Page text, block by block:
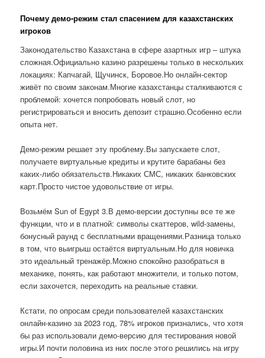
Почему демо-режим стал спасением для казахстанских
игроков
Законодательство Казахстана в сфере азартных игр – штука
сложная.Официально казино разрешены только в нескольких
локациях: Капчагай, Щучинск, Боровое.Но онлайн-сектор
живёт по своим законам.Многие казахстанцы сталкиваются с
проблемой: хочется попробовать новый слот, но
регистрироваться и вносить депозит страшно.Особенно если
опыта нет.
Демо-режим решает эту проблему.Вы запускаете слот,
получаете виртуальные кредиты и крутите барабаны без
каких-либо обязательств.Никаких СМС, никаких банковских
карт.Просто чистое удовольствие от игры.
Возьмём Sun of Egypt 3.В демо-версии доступны все те же
функции, что и в платной: символы скаттеров, wild-замены,
бонусный раунд с бесплатными вращениями.Разница только
в том, что выигрыш остаётся виртуальным.Но для новичка
это идеальный тренажёр.Можно спокойно разобраться в
механике, понять, как работают множители, и только потом,
если захочется, переходить на реальные ставки.
Кстати, по опросам среди пользователей казахстанских
онлайн-казино за 2023 год, 78% игроков признались, что хотя
бы раз использовали демо-версию для тестирования новой
игры.И почти половина из них после этого решились на игру